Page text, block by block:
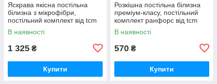
Яскрава якісна постільна
білизна з мікрофібри,
постільний комплект від tcm
tchibo Чібо, Німеччина
В наявності
1 325 ₴
Купити
Розкішна постільна білизна
преміум-класу, постільний
комплект ранфорс від tcm
tchibo Чібо,Німеччина
В наявності
570 ₴
Купити